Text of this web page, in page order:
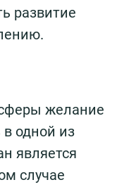
развитие
желание
одной из
является
случае